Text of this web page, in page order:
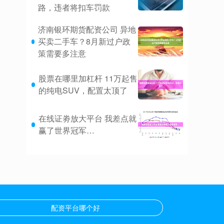
路，违者将扣车罚款
济南银环期货配资公司 异地
买卖二手车？8月新过户政
策需要多注意
股票在哪里加杠杆 11万起售
的纯电SUV，配置太顶了
在线证劵放大平台 我差点就
赢了世界冠军…
配资平台哪个好